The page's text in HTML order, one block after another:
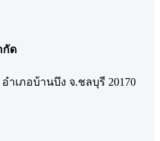
กัด
ำเภอบ้านบึง จ.ชลบุรี 20170